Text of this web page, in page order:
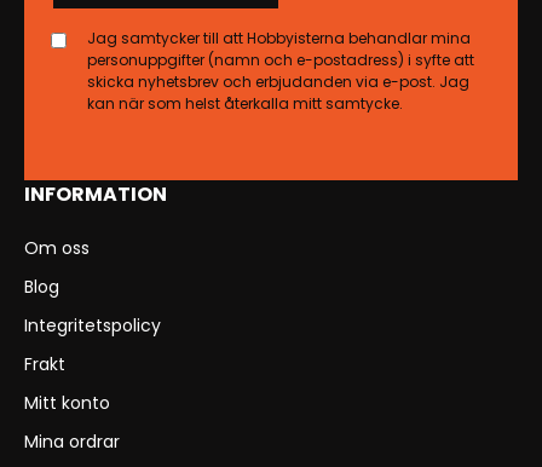
INFORMATION
Om oss
Blog
Integritetspolicy
Frakt
Mitt konto
Mina ordrar
Jag samtycker till att Hobbyisterna behandlar mina
personuppgifter (namn och e-postadress) i syfte att
skicka nyhetsbrev och erbjudanden via e-post. Jag
kan när som helst återkalla mitt samtycke.